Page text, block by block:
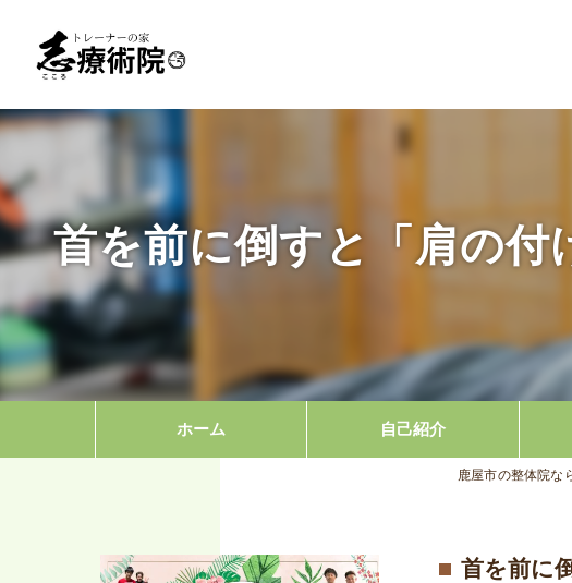
ホーム 自己紹介
首を前に倒すと「肩の
鹿屋市の整体院な
首を前に